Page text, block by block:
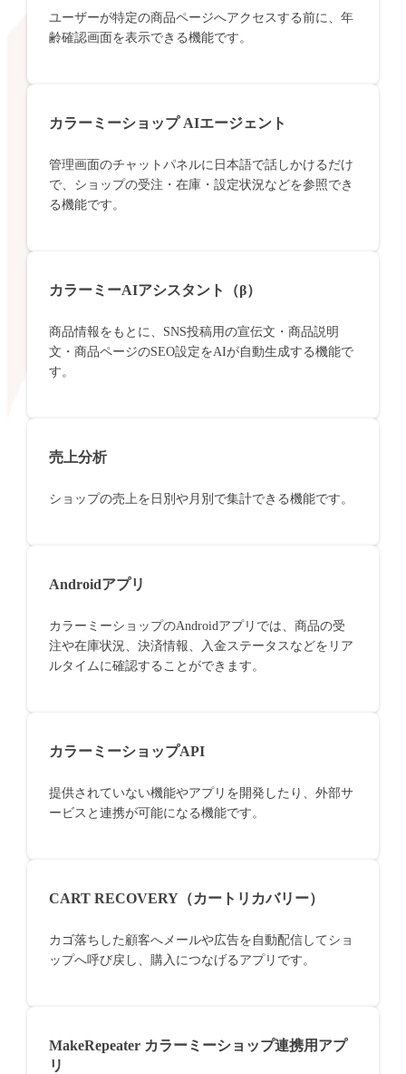
ユーザーが特定の商品ページへアクセスする前に、年
齢確認画面を表示できる機能です。
カラーミーショップ AIエージェント
管理画面のチャットパネルに日本語で話しかけるだけ
で、ショップの受注・在庫・設定状況などを参照でき
る機能です。
カラーミーAIアシスタント（β）
商品情報をもとに、SNS投稿用の宣伝文・商品説明
文・商品ページのSEO設定をAIが自動生成する機能で
す。
売上分析
ショップの売上を日別や月別で集計できる機能です。
Androidアプリ
カラーミーショップのAndroidアプリでは、商品の受
注や在庫状況、決済情報、入金ステータスなどをリア
ルタイムに確認することができます。
カラーミーショップAPI
提供されていない機能やアプリを開発したり、外部サ
ービスと連携が可能になる機能です。
CART RECOVERY（カートリカバリー）
カゴ落ちした顧客へメールや広告を自動配信してショ
ップへ呼び戻し、購入につなげるアプリです。
MakeRepeater カラーミーショップ連携用アプ
リ